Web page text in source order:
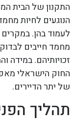
התקנון של הבית
הנוגעים לחיות
לעמוד בהן. במקרים
מחמד חייבים
זכויותיהם. במידה
החוק הישראלי
של יתר הדיירים.
תהליך